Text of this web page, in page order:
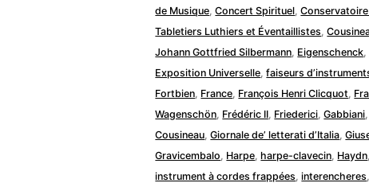
de Musique ,Concert Spirituel ,
Tabletiers Luthiers et Éventaillistes ,
Johann Gottfried Silbermann Eigenschenck
Exposition Universelle ,faiseurs
Fortbien France François Henri Clicquot
Wagenschön Frédéric II Friederici ,Gabbiani
Cousineau ,Giornale de’ letterati d’Italia ,
Gravicembalo Harpe ,harpe-clavecin Haydn
instrument à cordes frappées ,interencheres